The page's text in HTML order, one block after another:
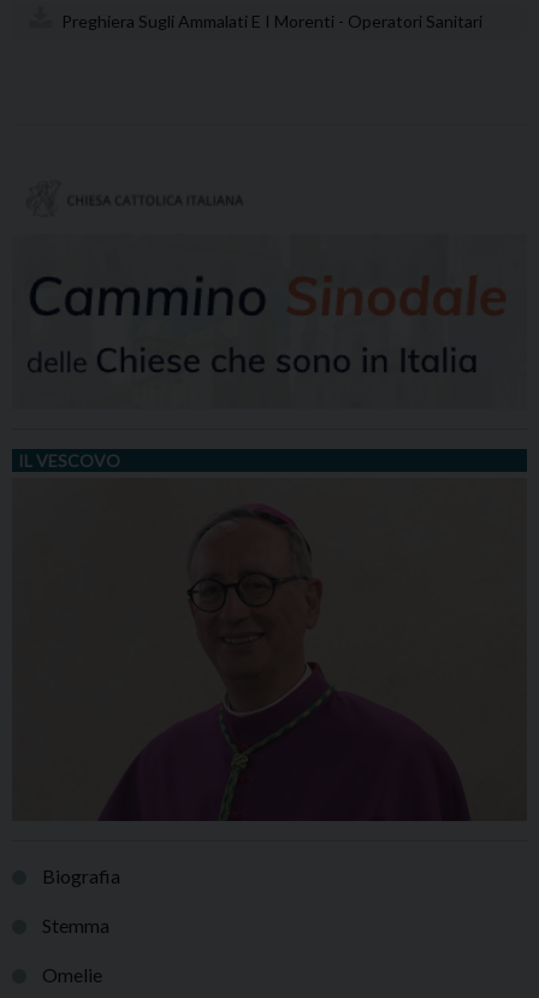
Preghiera Sugli Ammalati E I Morenti - Operatori Sanitari
IL VESCOVO
Biografia
Stemma
Omelie